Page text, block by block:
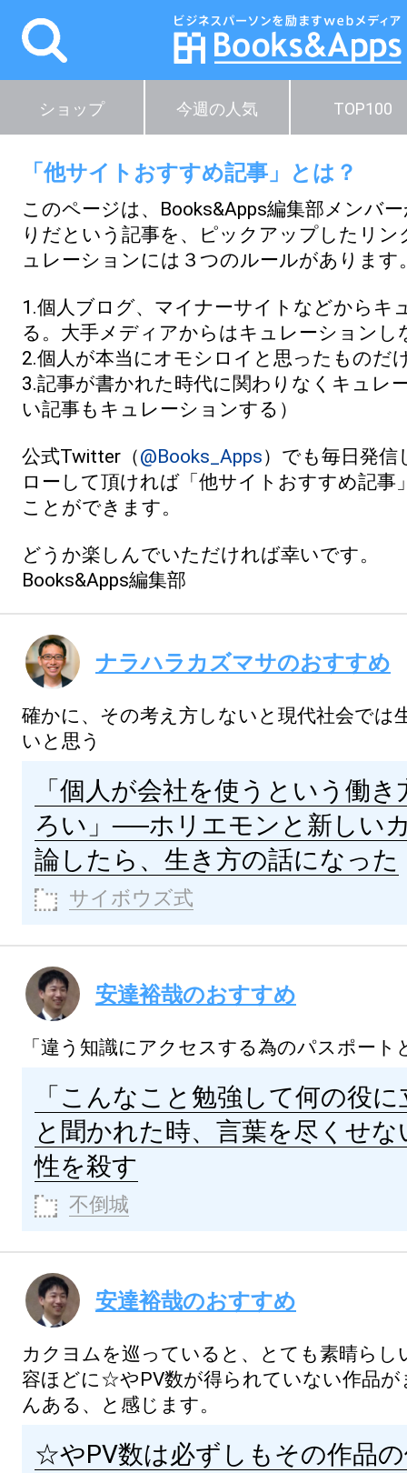
ショップ 今週の人気 TOP100
「他サイトおすすめ記事」とは？
このページは、Books&Apps編集部メンバ
りだという記事を、ピックアップしたリン
ュレーションには３つのルールがあります
1.個人ブログ、マイナーサイトなどからキ
る。大手メディアからはキュレーションし
2.個人が本当にオモシロイと思ったものだ
3.記事が書かれた時代に関わりなくキュレ
い記事もキュレーションする）
公式Twitter（@Books_Apps）でも毎日発
ローして頂ければ「他サイトおすすめ記事
ことができます。
どうか楽しんでいただければ幸いです。
Books&Apps編集部
ナラハラカズマサのおすすめ
確かに、その考え方しないと現代社会では
いと思う
「個人が会社を使うという働
ろい」──ホリエモンと新しい
論したら、生き方の話になった
サイボウズ式
安達裕哉のおすすめ
「違う知識にアクセスする為のパスポート
「こんなこと勉強して何の役
と聞かれた時、言葉を尽くせな
性を殺す
不倒城
安達裕哉のおすすめ
カクヨムを巡っていると、とても素晴らし
容ほどに☆やPV数が得られていない作品
んある、と感じます。
☆やPV数は必ずしもその作品